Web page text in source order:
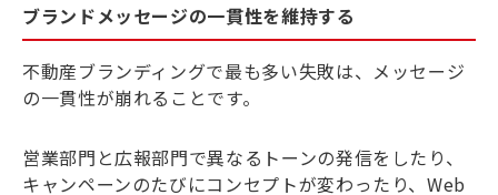
ブランドメッセージの一貫性を維持する
不動産ブランディングで最も多い失敗は、メッセージ
の一貫性が崩れることです。
営業部門と広報部門で異なるトーンの発信をしたり、
キャンペーンのたびにコンセプトが変わったり、Web